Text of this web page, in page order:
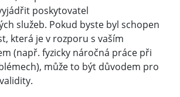
poskytovatel
služeb. Pokud byste byl schopen
která je v rozporu s vaším
(např. fyzicky náročná práce při
může to být důvodem pro